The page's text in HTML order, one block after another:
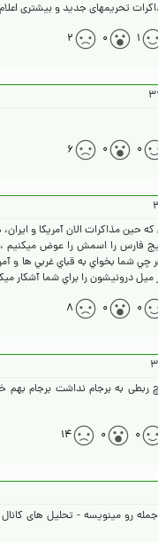
تحریمهای جدید و بیشتری
۱ ۰ ۲
۰ ۰ ۶
حين مذاکرات الان آمريکا و ايران،
فارس را اسمش را عوض ميکنيم ،
شما بخواي به قباي غربي ها و
درونيشون را براي شما آشکار
۰ ۰ ۸
به برجام نداشت برجام بهم
۰ ۰ ۱۴
رو مینویسه - تحلیل های